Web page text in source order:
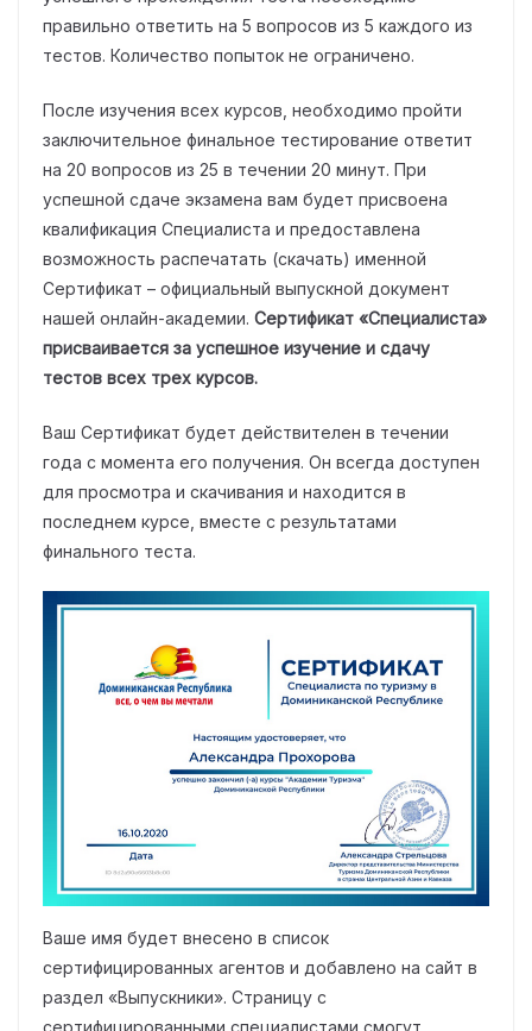
правильно ответить на 5 вопросов из 5 каждого из
тестов. Количество попыток не ограничено.
После изучения всех курсов, необходимо пройти
заключительное финальное тестирование ответит
на 20 вопросов из 25 в течении 20 минут. При
успешной сдаче экзамена вам будет присвоена
квалификация Специалиста и предоставлена
возможность распечатать (скачать) именной
Сертификат – официальный выпускной документ
нашей онлайн-академии. Сертификат «Специалиста»
присваивается за успешное изучение и сдачу
тестов всех трех курсов.
Ваш Сертификат будет действителен в течении
года с момента его получения. Он всегда доступен
для просмотра и скачивания и находится в
последнем курсе, вместе с результатами
финального теста.
Ваше имя будет внесено в список
сертифицированных агентов и добавлено на сайт в
раздел «Выпускники». Страницу с